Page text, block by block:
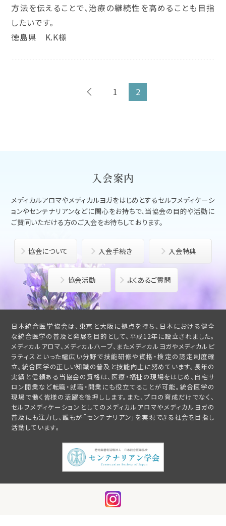
方法を伝えることで、治療の継続性を高めることも目指
したいです。
徳島県 K.K様
1 2
入会案内
メディカルアロマやメディカルヨガをはじめとするセルフメディケーシ
ョンやセンテナリアンなどに関心をお持ちで、当協会の目的や活動に
ご賛同いただける方のご入会をお待ちしております。
協会について 入会手続き 入会特典
協会活動 よくあるご質問
日本統合医学協会は、東京と大阪に拠点を持ち、日本における健全
な統合医学の普及と発展を目的として、平成12年に設立されました。
メディカルアロマ、メディカルハーブ、またメディカルヨガやメディカルピ
ラティスといった幅広い分野で技能研修や資格・検定の認定制度確
立。統合医学の正しい知識の普及と技能向上に努めています。長年の
実績と信頼ある当協会の資格は、医療・福祉の現場をはじめ、自宅サ
ロン開業など転職・就職・開業にも役立てることが可能。統合医学の
現場で働く皆様の活躍を後押しします。また、プロの育成だけでなく、
セルフメディケーションとしてのメディカルアロマやメディカルヨガの
普及にも注力し、誰もが「センテナリアン」を実現できる社会を目指し
活動しています。